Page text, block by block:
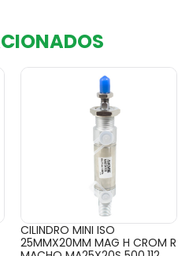
CILINDRO MINI ISO
25MMX20MM MAG H CROM R